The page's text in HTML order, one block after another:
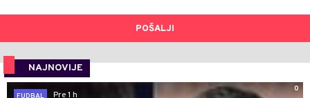
POŠALJI
NAJNOVIJE
0
Pre 1 h